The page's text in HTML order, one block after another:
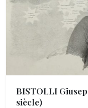
BISTOLLI
siècle)